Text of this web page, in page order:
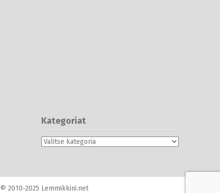
Kategoriat
Kategoriat
© 2010-2025 Lemmikkini.net